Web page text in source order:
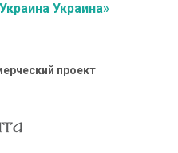
Украина»
проект